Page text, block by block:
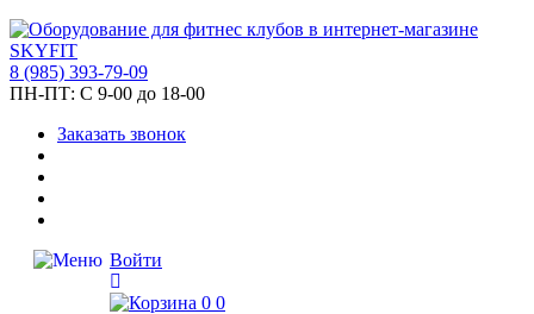
8 (985) 393-79-09
ПН-ПТ: С 9-00 до 18-00
Заказать звонок
Войти
0 0